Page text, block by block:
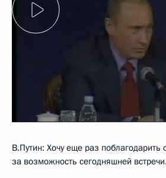
В.Путин: Хочу еще раз поблагодарить
за возможность сегодняшней встречи.